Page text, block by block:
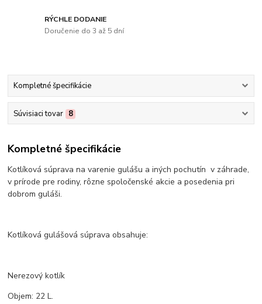
RÝCHLE DODANIE
Doručenie do 3 až 5 dní
Kompletné špecifikácie
Súvisiaci tovar 8
Kompletné špecifikácie
Kotlíková súprava na varenie gulášu a iných pochutín v záhrade,
v prírode pre rodiny, rôzne spoločenské akcie a posedenia pri
dobrom guláši.
Kotlíková gulášová súprava obsahuje:
Nerezový kotlík
Objem: 22 L.